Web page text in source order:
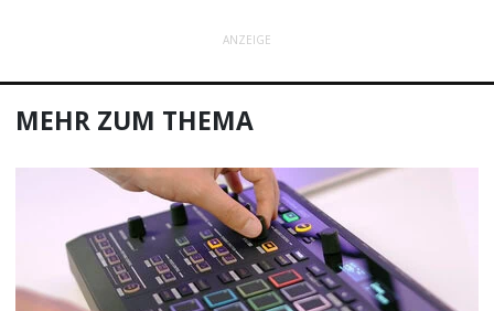
ANZEIGE
MEHR ZUM THEMA